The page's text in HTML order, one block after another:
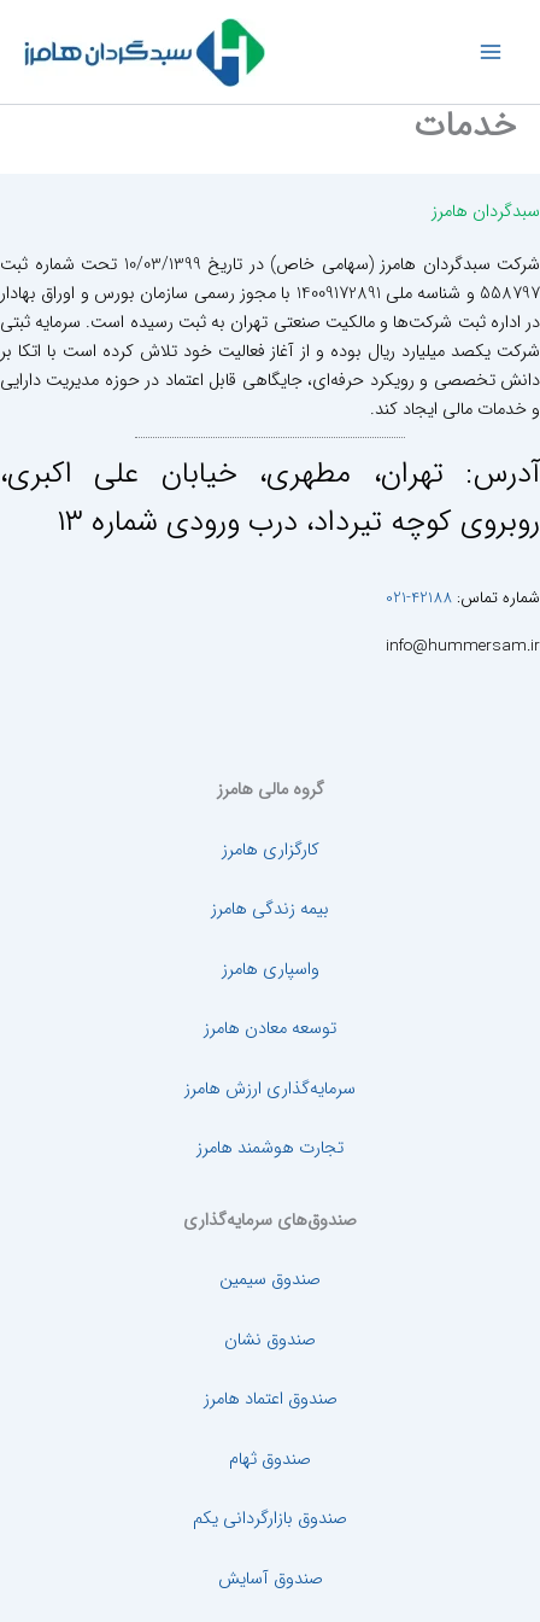
خدمات
سبدگردان هامرز
شرکت سبدگردان هامرز (سهامی خاص) در تاریخ 10/03/1399 تحت شماره ثبت
558797 و شناسه ملی 14009172891 با مجوز رسمی سازمان بورس و اوراق بهادار
در اداره ثبت شرکت‌ها و مالکیت صنعتی تهران به ثبت رسیده است. سرمایه ثبتی
شرکت یکصد میلیارد ریال بوده و از آغاز فعالیت خود تلاش کرده است با اتکا بر
دانش تخصصی و رویکرد حرفه‌ای، جایگاهی قابل اعتماد در حوزه مدیریت دارایی
و خدمات مالی ایجاد کند.
آدرس: تهران، مطهری، خيابان علی اكبری،
روبروی كوچه تيرداد، درب ورودی شماره ١٣
شماره تماس: 42188-021
info@hummersam.ir
گروه مالی هامرز
کارگزاری هامرز
بیمه زندگی هامرز
واسپاری هامرز
توسعه معادن هامرز
سرمایه‌گذاری ارزش هامرز
تجارت هوشمند هامرز
صندوق‌های سرمایه‌گذاری
صندوق سیمین
صندوق نشان
صندوق اعتماد هامرز
صندوق ثهام
صندوق بازارگردانی یکم
صندوق آسایش